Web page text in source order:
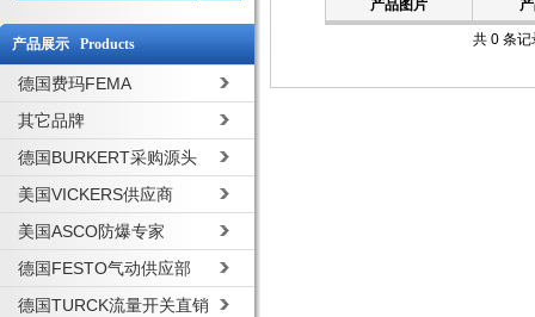
产品展示 Products
德国费玛FEMA
其它品牌
德国BURKERT采购源头
美国VICKERS供应商
美国ASCO防爆专家
德国FESTO气动供应部
德国TURCK流量开关直销
产品图片
共 0 条